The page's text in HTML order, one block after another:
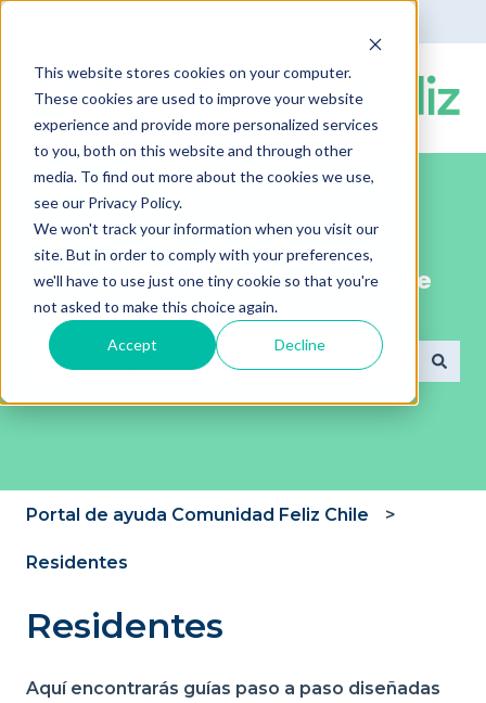
This website stores cookies on your computer.
These cookies are used to improve your website
experience and provide more personalized services
to you, both on this website and through other
media. To find out more about the cookies we use,
see our Privacy Policy.
We won't track your information when you visit our
site. But in order to comply with your preferences,
we'll have to use just one tiny cookie so that you're
not asked to make this choice again.
Accept Decline
¡Bienvenido al portal de ayuda de
ComunidadFeliz!
No hay sugerencias porque el campo de
Portal de ayuda Comunidad Feliz Chile
Residentes
Residentes
Aquí encontrarás guías paso a paso diseñadas